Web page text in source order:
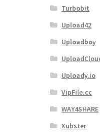
Turbobit
Upload42
Uploadboy
Uploady.io
VipFile.cc
WAY4SHARE
Xubster